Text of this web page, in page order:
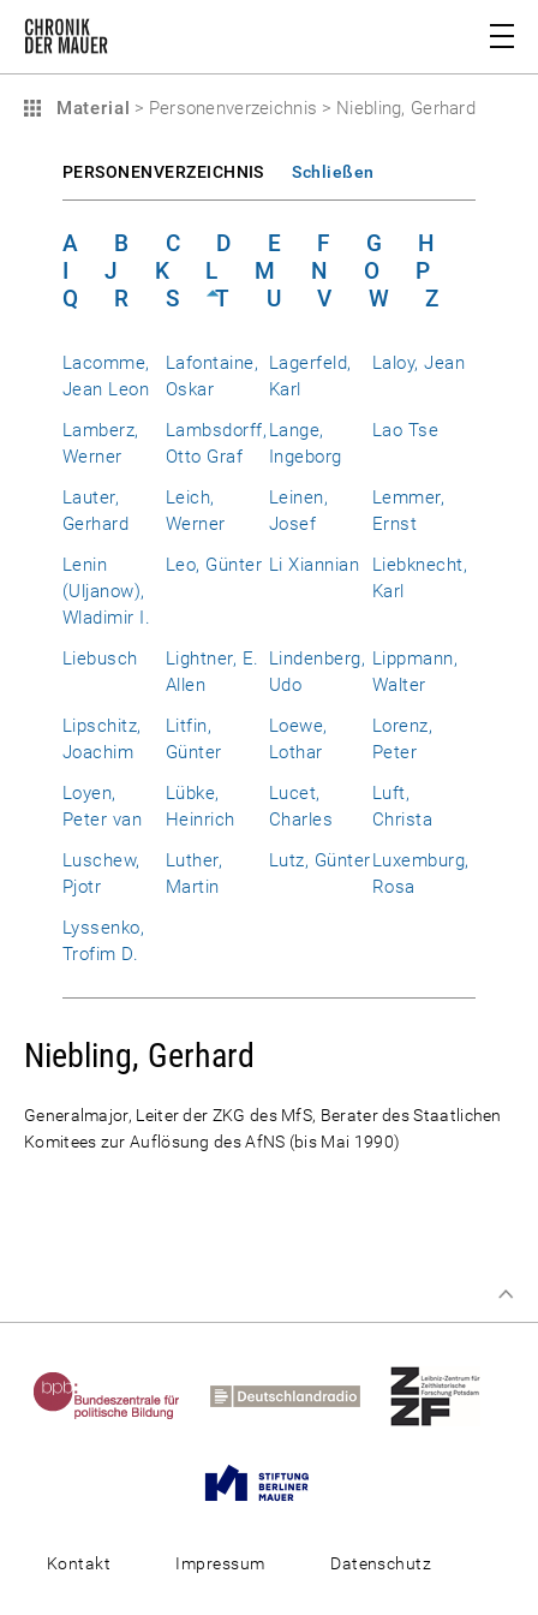
Material > Personenverzeichnis > Niebling, Gerhard
PERSONENVERZEICHNIS Schließen
A B C D E F G
H
I
J K L M N O
P
Q
R S T U V W Z
Lacomme,
Jean Leon
Lafontaine,
Oskar
Lagerfeld,
Karl
Laloy, Jean
Lamberz,
Werner
Lambsdorff,
Otto Graf
Lange,
Ingeborg
Lao Tse
Lauter,
Gerhard
Leich,
Werner
Leinen,
Josef
Lemmer,
Ernst
Lenin
(Uljanow),
Wladimir I.
Leo, Günter Li Xiannian
Liebknecht,
Karl
Liebusch
Lightner, E.
Allen
Lindenberg,
Udo
Lippmann,
Walter
Lipschitz,
Joachim
Litfin,
Günter
Loewe,
Lothar
Lorenz,
Peter
Loyen,
Peter van
Lübke,
Heinrich
Lucet,
Charles
Luft,
Christa
Luschew,
Pjotr
Luther,
Martin
Lutz, GünterLuxemburg,
Rosa
Lyssenko,
Trofim D.
Niebling, Gerhard
Generalmajor, Leiter der ZKG des MfS, Berater des Staatlichen
Komitees zur Auflösung des AfNS (bis Mai 1990)
Kontakt Impressum Datenschutz